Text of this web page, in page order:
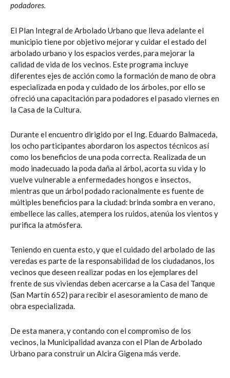
podadores.
El Plan Integral de Arbolado Urbano que lleva adelante el
municipio tiene por objetivo mejorar y cuidar el estado del
arbolado urbano y los espacios verdes, para mejorar la
calidad de vida de los vecinos. Este programa incluye
diferentes ejes de acción como la formación de mano de obra
especializada en poda y cuidado de los árboles, por ello se
ofreció una capacitación para podadores el pasado viernes en
la Casa de la Cultura.
Durante el encuentro dirigido por el Ing. Eduardo Balmaceda,
los ocho participantes abordaron los aspectos técnicos así
como los beneficios de una poda correcta. Realizada de un
modo inadecuado la poda daña al árbol, acorta su vida y lo
vuelve vulnerable a enfermedades hongos e insectos,
mientras que un árbol podado racionalmente es fuente de
múltiples beneficios para la ciudad: brinda sombra en verano,
embellece las calles, atempera los ruidos, atenúa los vientos y
purifica la atmósfera.
Teniendo en cuenta esto, y que el cuidado del arbolado de las
veredas es parte de la responsabilidad de los ciudadanos, los
vecinos que deseen realizar podas en los ejemplares del
frente de sus viviendas deben acercarse a la Casa del Tanque
(San Martín 652) para recibir el asesoramiento de mano de
obra especializada.
De esta manera, y contando con el compromiso de los
vecinos, la Municipalidad avanza con el Plan de Arbolado
Urbano para construir un Alcira Gigena más verde.